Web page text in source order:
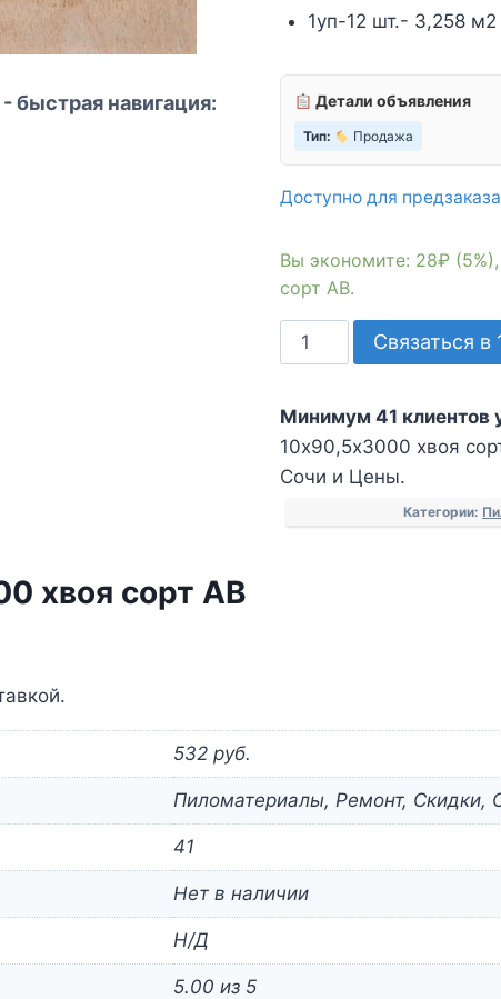
1уп-12 шт.- 3,258 м2
Детали объявления
Тип: Продажа
Доступно для предзаказа
Вы экономите: 28₽
сорт АВ.
Количество
товара
Штиль
10х90,5х3000
хвоя
Связаться в
Минимум 41 клиентов
10х90,5х3000 хвоя
Сочи и Цены.
Категории:
быстрая навигация:
хвоя сорт АВ
532 руб.
Пиломатериалы, Ремонт, Скидки,
41
Нет в наличии
Н/Д
5.00 из 5